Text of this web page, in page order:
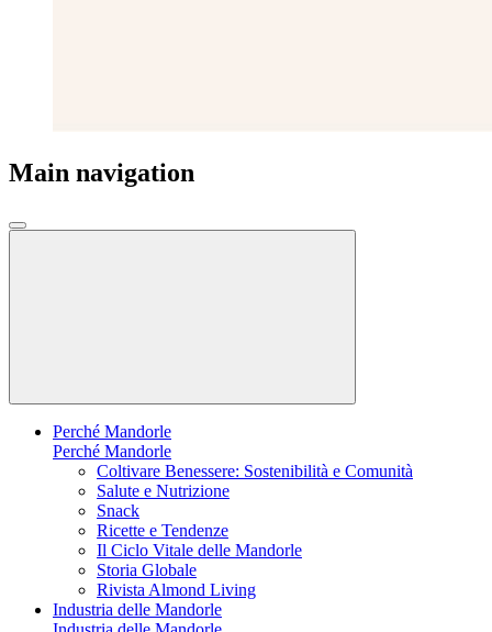
Main navigation
Perché Mandorle
Perché Mandorle
Coltivare Benessere: Sostenibilità e Comunità
Salute e Nutrizione
Snack
Ricette e Tendenze
Il Ciclo Vitale delle Mandorle
Storia Globale
Rivista Almond Living
Industria delle Mandorle